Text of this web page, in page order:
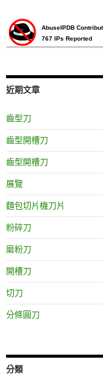
近期文章
齒型刀
齒型開槽刀
齒型開槽刀
展覽
麵包切片機刀片
粉碎刀
磨粉刀
開槽刀
切刀
分條圓刀
分類